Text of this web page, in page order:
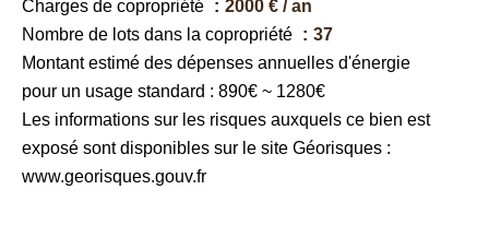
Charges de copropriété
2000 € / an
Nombre de lots dans la copropriété
37
Montant estimé des dépenses annuelles d'énergie
pour un usage standard : 890€ ~ 1280€
Les informations sur les risques auxquels ce bien est
exposé sont disponibles sur le site Géorisques :
www.georisques.gouv.fr